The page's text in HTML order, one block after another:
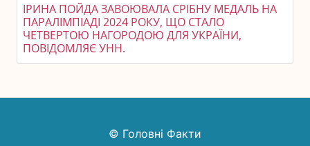
ІРИНА ПОЙДА ЗАВОЮВАЛА СРІБНУ МЕДАЛЬ НА
ПАРАЛІМПІАДІ 2024 РОКУ, ЩО СТАЛО
ЧЕТВЕРТОЮ НАГОРОДОЮ ДЛЯ УКРАЇНИ,
ПОВІДОМЛЯЄ УНН.
© Головні Факти